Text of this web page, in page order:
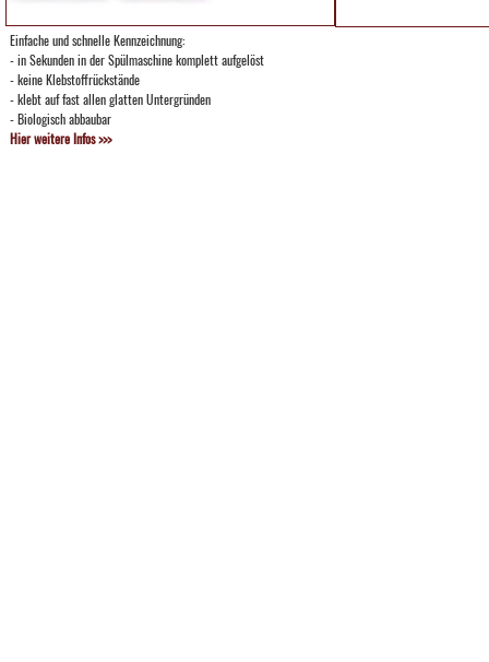
Einfache und schnelle Kennzeichnung:
- in Sekunden in der Spülmaschine komplett aufgelöst
- keine Klebstoffrückstände
- klebt auf fast allen glatten Untergründen
- Biologisch abbaubar
Hier weitere Infos >>>